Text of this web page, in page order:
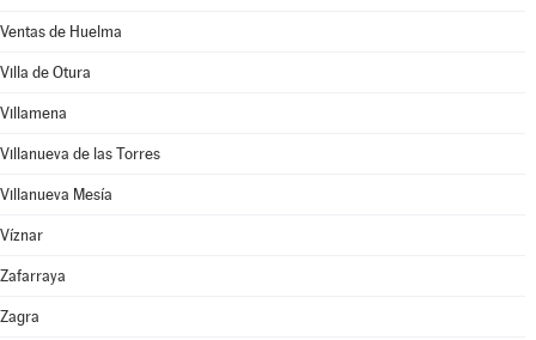
Ventas de Huelma
Villa de Otura
Villamena
Villanueva de las Torres
Villanueva Mesía
Víznar
Zafarraya
Zagra